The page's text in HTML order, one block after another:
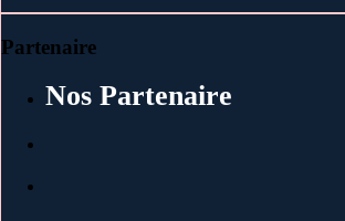
Partenaire
Nos Partenaire